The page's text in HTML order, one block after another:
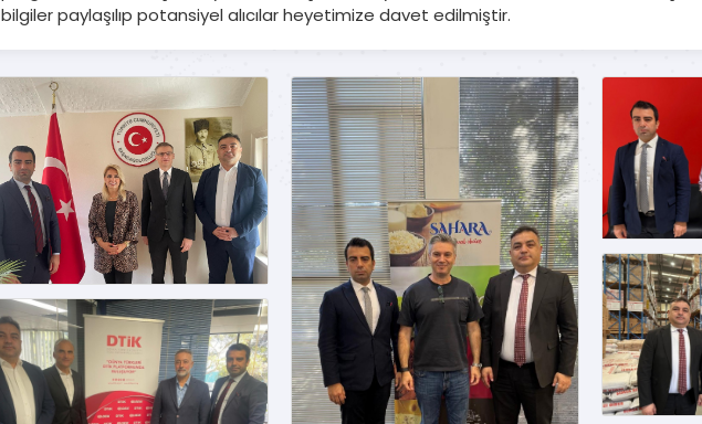
bilgiler paylaşılıp potansiyel alıcılar heyetimize davet edilmiştir.